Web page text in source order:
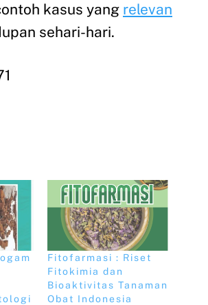
kasus yang relevan
sehari-hari.
Fitofarmasi : Riset
Fitokimia dan
Bioaktivitas Tanaman
Obat Indonesia